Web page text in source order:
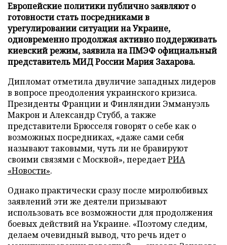
Европейские политики публично заявляют о
готовности стать посредниками в
урегулировании ситуации на Украине,
одновременно продолжая активно поддерживать
киевский режим, заявила на ПМЭФ официальный
представитель МИД России Мария Захарова.
Дипломат отметила двуличие западных лидеров
в вопросе преодоления украинского кризиса.
Президенты Франции и Финляндии Эммануэль
Макрон и Александр Стубб, а также
представители Брюсселя говорят о себе как о
возможных посредниках, «даже сами себя
называют таковыми, чуть ли не бравируют
своими связями с Москвой», передаетРИА
«Новости».
Однако практически сразу после миролюбивых
заявлений эти же деятели призывают
использовать все возможности для продолжения
боевых действий на Украине. «Поэтому следим,
делаем очевидный вывод, что речь идет о